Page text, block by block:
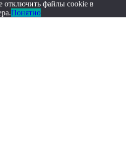
отключить файлы cookie в
Понятно